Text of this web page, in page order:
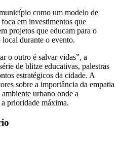
como um modelo de
em investimentos que
projetos que educam para o
durante o evento.
o outro é salvar vidas”, a
de blitze educativas, palestras
estratégicos da cidade. A
sobre a importância da empatia
urbano onde a
prioridade máxima.